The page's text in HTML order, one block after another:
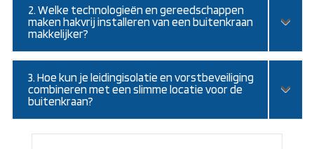
2. Welke technologieën en gereedschappen
maken hakvrij installeren van een buitenkraan
makkelijker?
3. Hoe kun je leidingisolatie en vorstbeveiliging
combineren met een slimme locatie voor de
buitenkraan?